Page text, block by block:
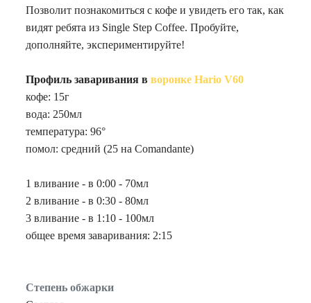
Позволит познакомиться с кофе и увидеть его так, как
видят ребята из Single Step Coffee. Пробуйте,
дополняйте, экспериментируйте!
Профиль заваривания вворонке Hario V60
кофе: 15г
вода: 250мл
температура: 96°
помол: средний (25 на Comandante)
1 вливание - в 0:00 - 70мл
2 вливание - в 0:30 - 80мл
3 вливание - в 1:10 - 100мл
общее время заваривания: 2:15
Степень обжарки